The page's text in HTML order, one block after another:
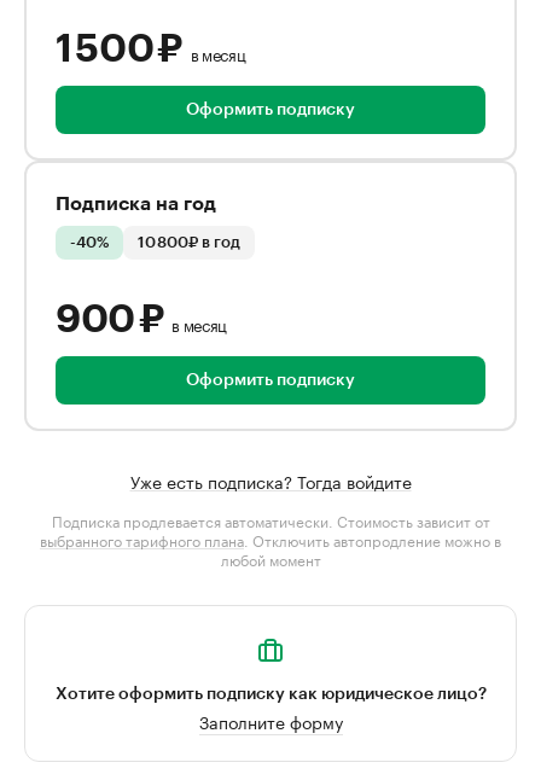
1 500 ₽ в месяц
Оформить подписку
Подписка на год
-40% 10 800₽ в год
900 ₽ в месяц
Оформить подписку
Уже есть подписка? Тогда войдите
Подписка продлевается автоматически. Стоимость зависит от
выбранного тарифного плана . Отключить автопродление можно в
любой момент
Хотите оформить подписку как юридическое лицо?
Заполните форму